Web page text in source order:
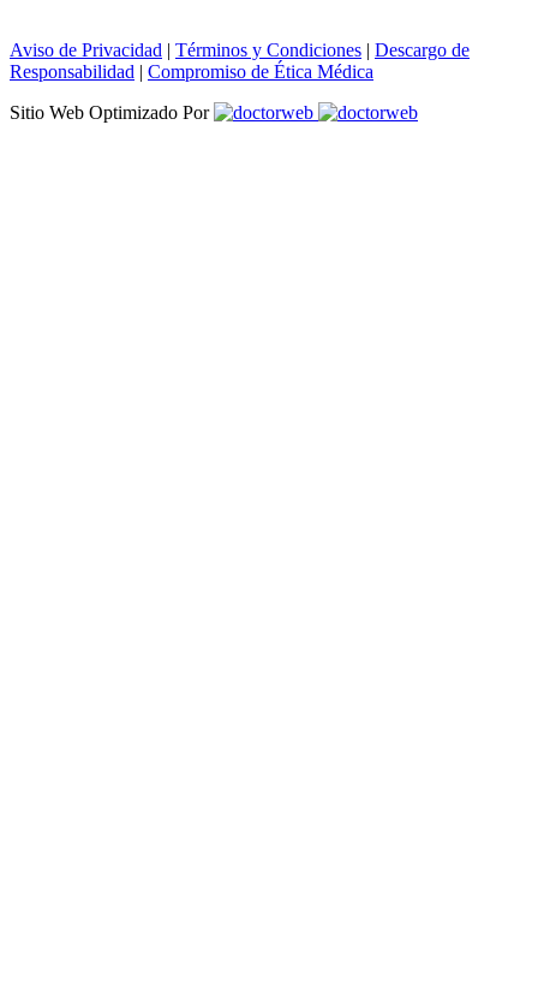
Aviso de Privacidad | Términos y Condiciones | Descargo de
Responsabilidad | Compromiso de Ética Médica
Sitio Web Optimizado Por